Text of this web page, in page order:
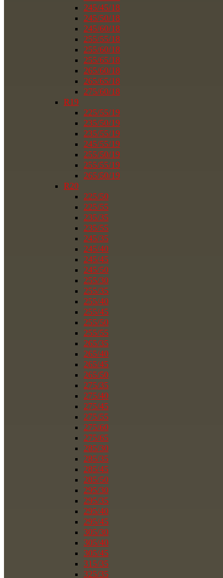
245/45/18
245/50/18
245/60/18
255/55/18
255/60/18
255/65/18
265/60/18
265/65/18
275/60/18
R19
225/55/19
235/50/19
235/55/19
245/55/19
255/50/19
255/55/19
265/50/19
R20
225/50
225/55
235/35
235/55
245/35
245/40
245/45
245/50
255/30
255/35
255/40
255/45
255/50
255/55
265/35
265/40
265/45
265/50
275/35
275/40
275/45
275/55
275/60
275/65
285/30
285/35
285/45
285/50
295/30
295/35
295/40
295/45
305/30
305/40
305/45
315/35
325/35